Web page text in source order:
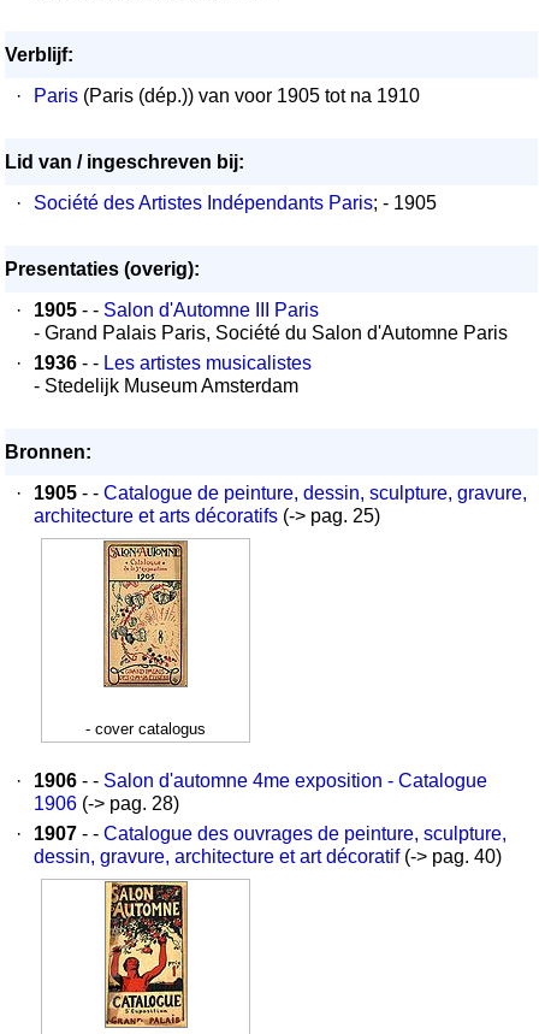
Verblijf:
·
Paris (Paris (dép.)) van voor 1905 tot na 1910
Lid van / ingeschreven bij:
·
Société des Artistes Indépendants Paris; - 1905
Presentaties (overig):
·
1905 - - Salon d'Automne III Paris
- Grand Palais Paris, Société du Salon d'Automne Paris
·
1936 - - Les artistes musicalistes
- Stedelijk Museum Amsterdam
Bronnen:
·
1905 - - Catalogue de peinture, dessin, sculpture, gravure,
architecture et arts décoratifs (-> pag. 25)
- cover catalogus
· 1906 - - Salon d'automne 4me exposition - Catalogue
1906 (-> pag. 28)
·
1907 - - Catalogue des ouvrages de peinture, sculpture,
dessin, gravure, architecture et art décoratif(-> pag. 40)